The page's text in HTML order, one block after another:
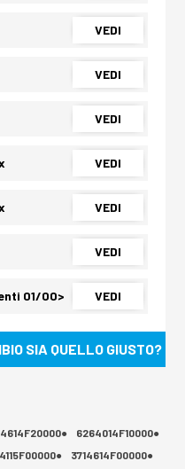
VEDI
VEDI
VEDI
VEDI
VEDI
VEDI
01/00> VEDI
SIA QUELLO GIUSTO?
6264014F10000●
3714614F00000●